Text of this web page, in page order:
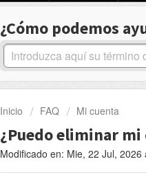
¿Cómo podemos
Inicio FAQ Mi cuenta
¿Puedo eliminar mi
Modificado en: Mie, 22 Jul, 2026